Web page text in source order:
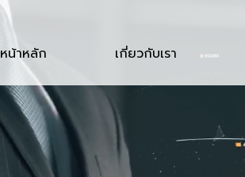
หน้าหลัก เกี่ยวกับเรา